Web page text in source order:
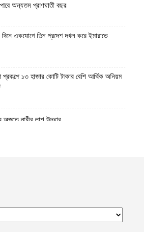
অন্যতম প্রাণঘাতী বছর
একযোগে তিন প্রদেশ দখল করে ইমারাতে
প্রকল্পে ১৩ হাজার কোটি টাকার বেশি আর্থিক অনিয়ম
অজ্ঞাত নারীর লাশ উদ্ধার
অবৈধ অস্ত্র ও সামরিক সরঞ্জাম জব্দ করেছে ইমারাতে